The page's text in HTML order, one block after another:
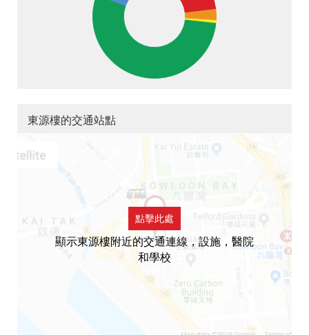
東源樓的交通站點
點擊此處
顯示東源樓附近的交通連線，設施，醫院
和學校